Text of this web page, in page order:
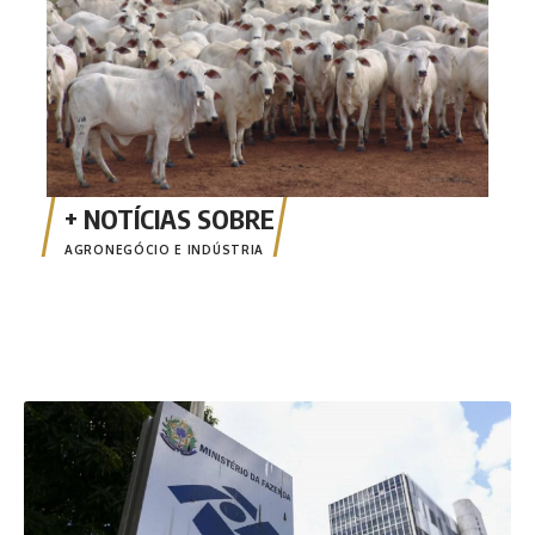
AGRONEGÓCIO E INDÚSTRIA